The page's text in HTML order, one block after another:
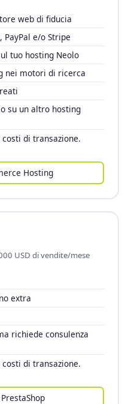
web di fiducia
PayPal e/o Stripe
tuo hosting Neolo
nei motori di ricerca
su un altro hosting
costi di transazione.
Hosting
USD di vendite/mese
extra
richiede consulenza
costi di transazione.